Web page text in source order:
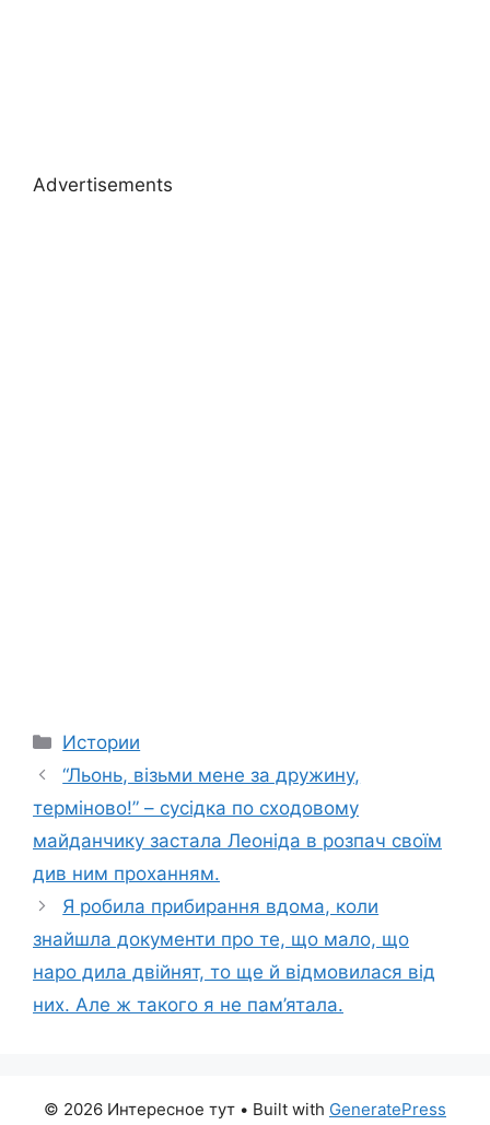
Advertisements
Categories
Истории
“Льонь, візьми мене за дружину,
терміново!” – сусідка по сходовому
майданчику застала Леоніда в розпач своїм
див ним проханням.
Я робила прибирання вдома, коли
знайшла документи про те, що мало, що
наро дила двійнят, то ще й відмовилася від
них. Але ж такого я не пам’ятала.
© 2026 Интересное тут • Built with GeneratePress